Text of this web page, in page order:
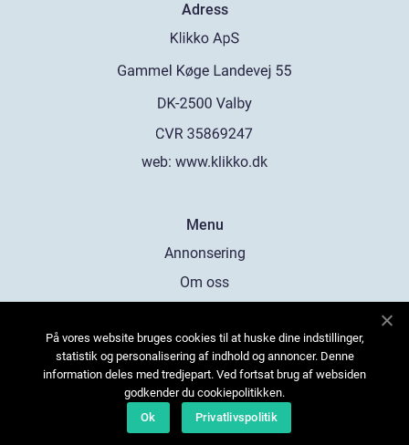
Adress
web: www.klikko.dk
Menu
Annonsering
Om oss
Kontakta oss
Sitemap
På vores website bruges cookies til at huske dine indstillinger,
statistik og personalisering af indhold og annoncer. Denne
information deles med tredjepart. Ved fortsat brug af websiden
godkender du cookiepolitikken.
Ok
Privatlivspolitik